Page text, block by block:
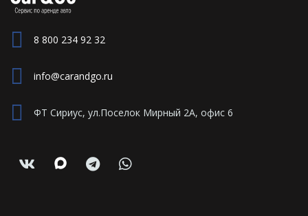
8 800 234 92 32
info@carandgo.ru
ФТ Сириус, ул.Поселок Мирный 2А, офис 6